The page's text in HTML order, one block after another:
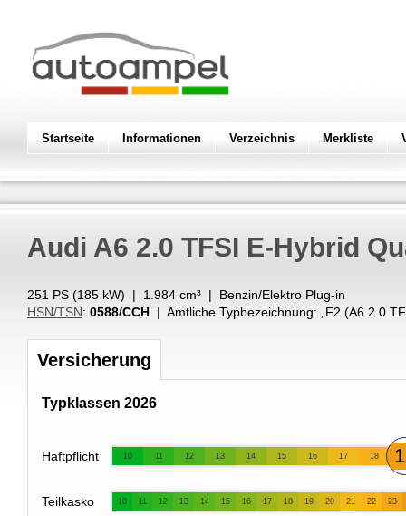
Startseite Informationen Verzeichnis Merkliste
Audi A6 2.0 TFSI E-Hybrid
251 PS (185 kW) | 1.984 cm³ | Benzin/Elektro Plug-in
HSN/TSN: 0588/CCH | Amtliche Typbezeichnung: „ F2 (A6 2.0
Versicherung
Typklassen 2026
Haftpflicht 10 11 12 13 14 15 16 17 18
Teilkasko 10 11 12 13 14 15 16 17 18 19 20 21 22 23